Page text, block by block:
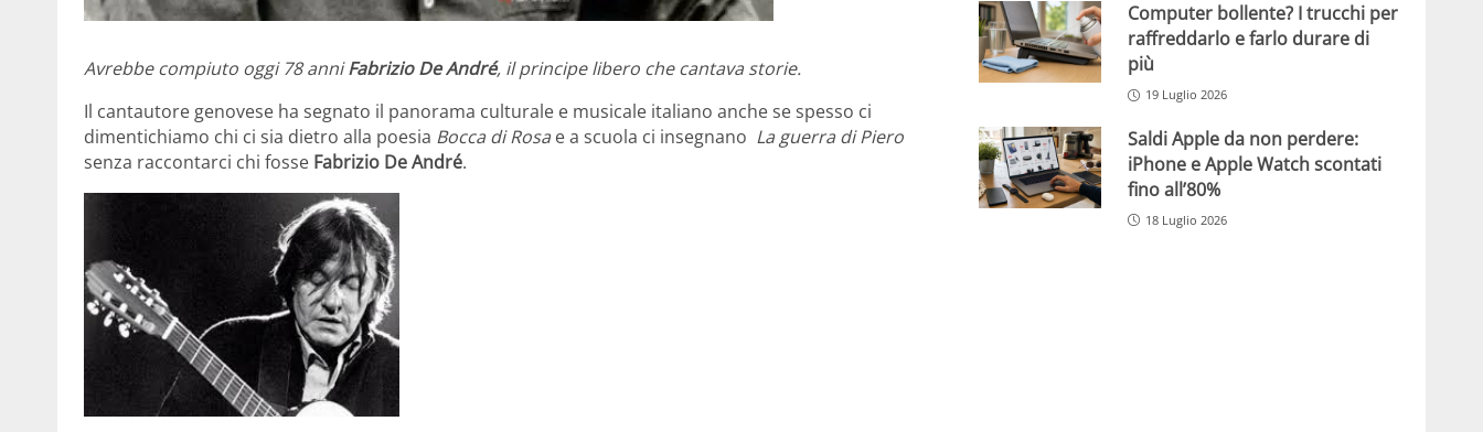
Avrebbe compiuto oggi 78 anniFabrizio De André, il principe libero che cantava storie.
Il cantautore genovese ha segnato il panorama culturale e musicale italiano anche se spesso ci
dimentichiamo chi ci sia dietro alla poesia Bocca di Rosa e a scuola ci insegnano La guerra di Piero
senza raccontarci chi fosse Fabrizio De André.
Computer bollente? I trucchi per
raffreddarlo e farlo durare di
più
19 Luglio 2026
Saldi Apple da non perdere:
iPhone e Apple Watch scontati
fino all’80%
18 Luglio 2026